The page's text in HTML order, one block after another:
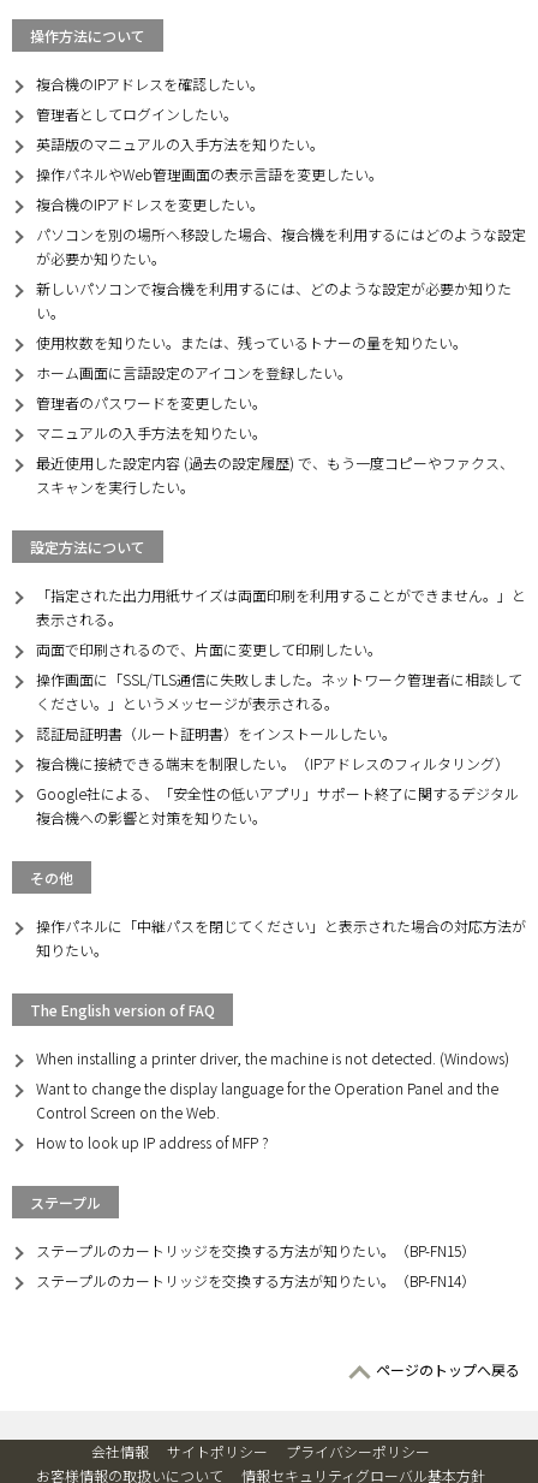
操作方法について
複合機のIPアドレスを確認したい。
管理者としてログインしたい。
英語版のマニュアルの入手方法を知りたい。
操作パネルやWeb管理画面の表示言語を変更したい。
複合機のIPアドレスを変更したい。
パソコンを別の場所へ移設した場合、複合機を利用するにはどのような設定
が必要か知りたい。
新しいパソコンで複合機を利用するには、どのような設定が必要か知りた
い。
使用枚数を知りたい。または、残っているトナーの量を知りたい。
ホーム画面に言語設定のアイコンを登録したい。
管理者のパスワードを変更したい。
マニュアルの入手方法を知りたい。
最近使用した設定内容 (過去の設定履歴) で、もう一度コピーやファクス、
スキャンを実行したい。
設定方法について
「指定された出力用紙サイズは両面印刷を利用することができません。」と
表示される。
両面で印刷されるので、片面に変更して印刷したい。
操作画面に「SSL/TLS通信に失敗しました。ネットワーク管理者に相談して
ください。」というメッセージが表示される。
認証局証明書（ルート証明書）をインストールしたい。
複合機に接続できる端末を制限したい。（IPアドレスのフィルタリング）
Google社による、「安全性の低いアプリ」サポート終了に関するデジタル
複合機への影響と対策を知りたい。
その他
操作パネルに「中継パスを閉じてください」と表示された場合の対応方法が
知りたい。
The English version of FAQ
When installing a printer driver, the machine is not detected. (Windows)
Want to change the display language for the Operation Panel and the
Control Screen on the Web.
How to look up IP address of MFP ?
ステープル
ステープルのカートリッジを交換する方法が知りたい。（BP-FN15）
ステープルのカートリッジを交換する方法が知りたい。（BP-FN14）
ページのトップへ戻る
会社情報 サイトポリシー
プライバシーポリシー
お客様情報の取扱いについて
情報セキュリティグローバル基本方針